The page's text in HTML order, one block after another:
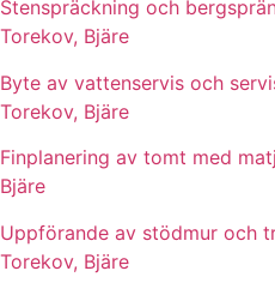
Stenspräckning och
Torekov, Bjäre
Byte av vattenservis och
Torekov, Bjäre
Finplanering av tomt med
Bjäre
Uppförande av stödmur och
Torekov, Bjäre